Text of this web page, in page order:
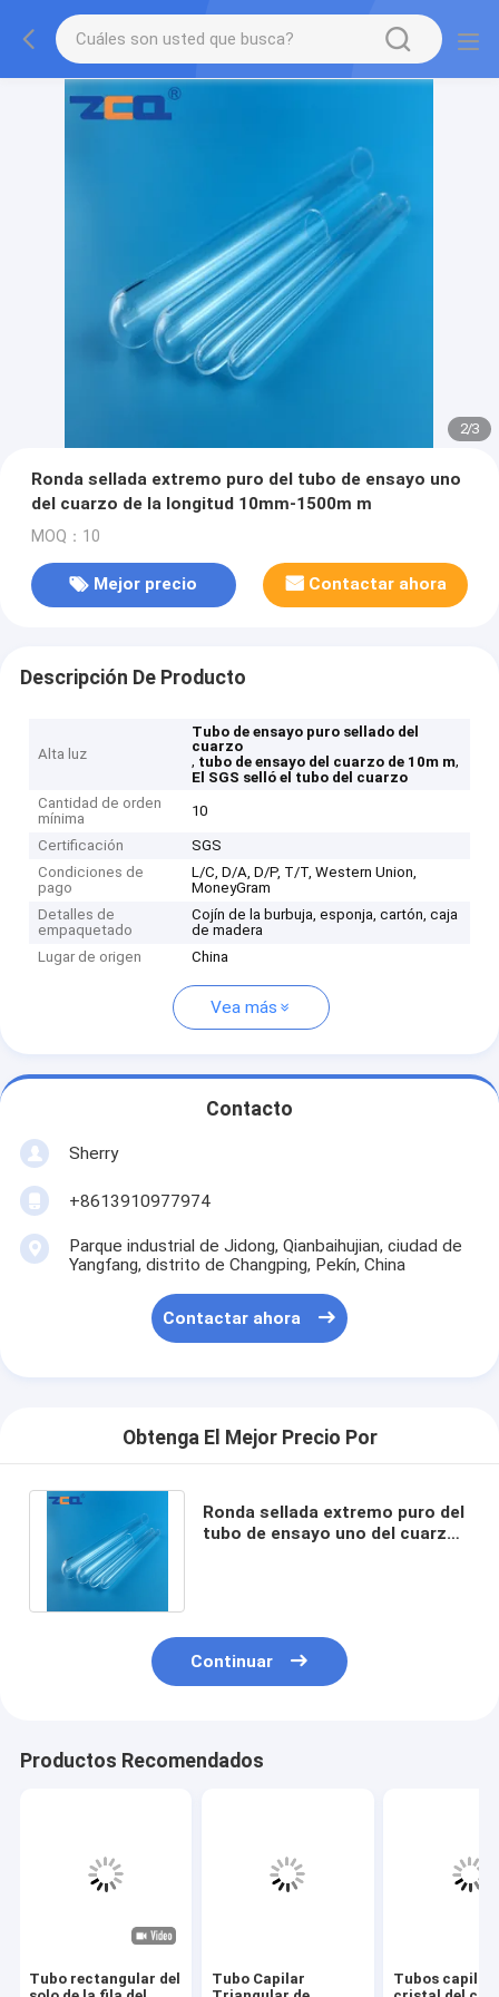
2/3
Ronda sellada extremo puro del tubo de ensayo uno
del cuarzo de la longitud 10mm-1500m m
MOQ：10
Mejor precio Contactar ahora
Descripción De Producto
Alta luz
Tubo de ensayo puro sellado del
cuarzo
, tubo de ensayo del cuarzo de 10m m,
El SGS selló el tubo del cuarzo
Cantidad de orden
mínima
10
Certificación
SGS
Condiciones de
pago
L/C, D/A, D/P, T/T, Western Union,
MoneyGram
Detalles de
empaquetado
Cojín de la burbuja, esponja, cartón, caja
de madera
Lugar de origen
China
Vea más
Contacto
Sherry
+8613910977974
Parque industrial de Jidong, Qianbaihujian, ciudad de
Yangfang, distrito de Changping, Pekín, China
Contactar ahora
Obtenga El Mejor Precio Por
Ronda sellada extremo puro del
tubo de ensayo uno del cuarzo
Continuar
Productos Recomendados
Tubo rectangular del
Tubo Capilar
Tubos